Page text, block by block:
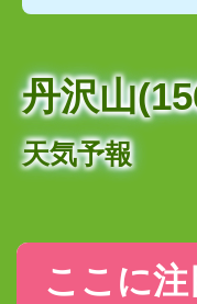
丹沢山
天気予報
ここに注